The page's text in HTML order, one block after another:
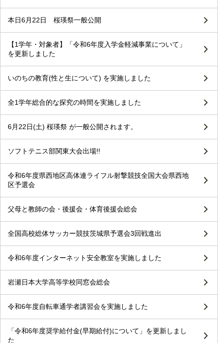
本日6月22日 桜瑛祭一般公開
【1学年・対象者】「令和6年度入学金軽減事業について」
を更新しました
いのちの教育(性と生について) を実施しました
全1学年総合的な探究の時間を実施しました
6月22日(土) 桜瑛祭 が一般公開されます。
ソフトテニス部関東大会出場!!
令和6年度県西地区高体連ライフル射撃競技全国大会県西地
区予選会
父母と教師の会・後援会・体育後援会総会
全国高校総体サッカー競技茨城県予選会3回戦進出
令和6年度インターネット安全教室を実施しました
岩瀬日本大学高等学校同窓会総会
令和6年度自転車通学者講習会を実施しました
「令和6年度奨学給付金(早期給付)について」を更新しまし
た